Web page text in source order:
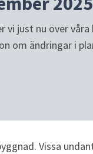
vi just nu över
om ändringar i
webbplats.
Vissa